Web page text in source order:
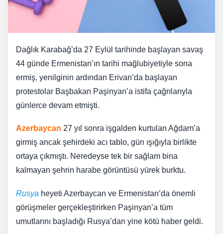
Dağlık Karabağ’da 27 Eylül tarihinde başlayan savaş
44 günde Ermenistan’ın tarihi mağlubiyetiyle sona
ermiş, yenilginin ardından Erivan’da başlayan
protestolar Başbakan Paşinyan’a istifa çağrılarıyla
günlerce devam etmişti.
Azerbaycan 27 yıl sonra işgalden kurtulan Ağdam’a
girmiş ancak şehirdeki acı tablo, gün ışığıyla birlikte
ortaya çıkmıştı. Neredeyse tek bir sağlam bina
kalmayan şehrin harabe görüntüsü yürek burktu.
Rusya heyeti Azerbaycan ve Ermenistan’da önemli
görüşmeler gerçekleştirirken Paşinyan’a tüm
umutlarını başladığı Rusya’dan yine kötü haber geldi.